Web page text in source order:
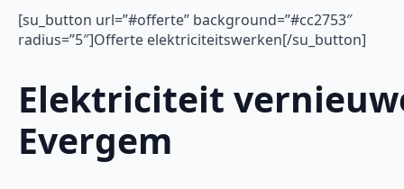
[su_button url=”#offerte” background=”#cc2753″
radius=”5″]Offerte elektriciteitswerken[/su_button]
Elektriciteit
Evergem